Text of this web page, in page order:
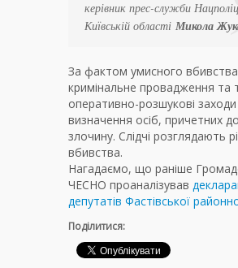
керівник прес-служби
Київській області Микола
За фактом умисного вбивства
кримінальне провадження та
оперативно-розшукові заходи
визначення осіб, причетних
злочину. Слідчі розглядають
вбивства.
Нагадаємо, що раніше
ЧЕСНО проаналізував
депутатів Фастівської
Поділитися: